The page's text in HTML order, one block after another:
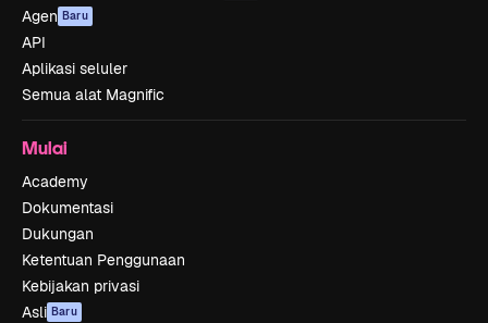
Agen Baru
API
Aplikasi seluler
Semua alat Magnific
Mulai
Academy
Dokumentasi
Dukungan
Ketentuan Penggunaan
Kebijakan privasi
Asli Baru